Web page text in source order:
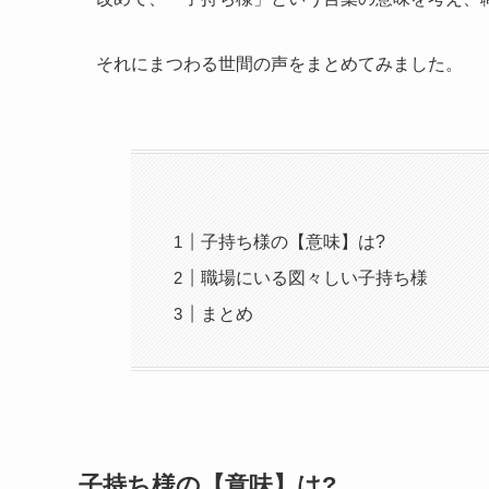
それにまつわる世間の声をまとめてみました。
子持ち様の【意味】は?
職場にいる図々しい子持ち様
まとめ